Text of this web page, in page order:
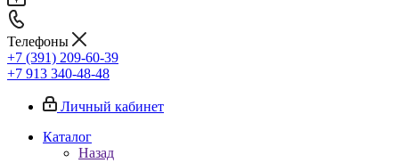
Телефоны
+7 (391) 209-60-39
+7 913 340-48-48
Личный кабинет
Каталог
Назад